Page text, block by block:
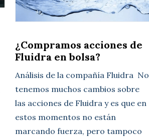
¿Compramos acciones de
Fluidra en bolsa?
Análisis de la compañía Fluidra No
tenemos muchos cambios sobre
las acciones de Fluidra y es que en
estos momentos no están
marcando fuerza, pero tampoco